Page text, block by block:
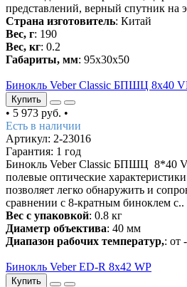
представлений, верный спутник на
Страна изготовитель: Китай
Вес, г: 190
Вес, кг: 0.2
Габариты, мм: 95х30х50
Бинокль Veber Classic БПШЦ 8x40
Купить
• 5 973 руб. •
Есть в наличии
Артикул: 2-23016
Гарантия: 1 год
Бинокль Veber Classic БПШЦ 8*40
полевые оптические
позволяет легко обнаружить и
сравнении с 8-кратным биноклем с..
Вес с упаковкой: 0.8 кг
Диаметр объектива: 40 мм
Диапазон рабочих температур,: от
Бинокль Veber ED-R 8x42 WP
Купить